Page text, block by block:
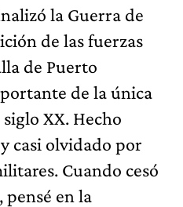
la Guerra de
de las fuerzas
de Puerto
de la única
XX. Hecho
casi olvidado por
Cuando cesó
en la